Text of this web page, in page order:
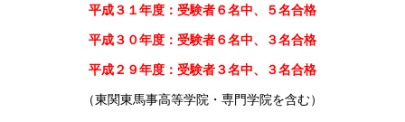
平成３１年度：受験者６名中、５名合格
平成３０年度：受験者６名中、３名合格
平成２９年度：受験者３名中、３名合格
（東関東馬事高等学院・専門学院を含む）